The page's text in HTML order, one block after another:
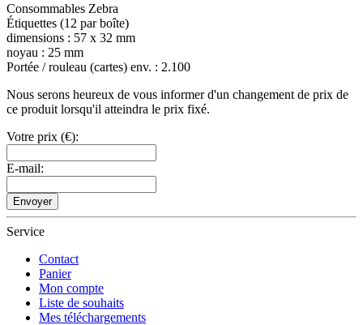
Consommables Zebra
Étiquettes (12 par boîte)
dimensions : 57 x 32 mm
noyau : 25 mm
Portée / rouleau (cartes) env. : 2.100
Nous serons heureux de vous informer d'un changement de prix de
ce produit lorsqu'il atteindra le prix fixé.
Votre prix (€):
E-mail:
Envoyer
Service
Contact
Panier
Mon compte
Liste de souhaits
Mes téléchargements